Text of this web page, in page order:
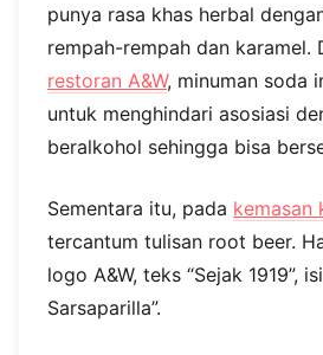
punya rasa khas herbal
rempah-rempah dan karamel.
restoran A&W, minuman soda
untuk menghindari asosiasi
beralkohol sehingga bisa
Sementara itu, pada kemasan
tercantum tulisan root beer.
logo A&W, teks “Sejak 1919”,
Sarsaparilla”.